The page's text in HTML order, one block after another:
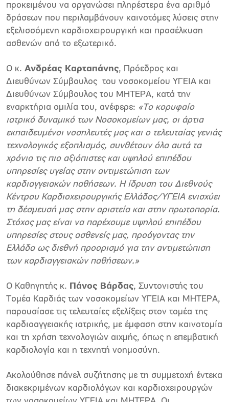
προκειμένου να οργανώσει πληρέστερα ένα αριθμό
δράσεων που περιλαμβάνουν καινοτόμες λύσεις στην
εξελισσόμενη καρδιοχειρουργική και προσέλκυση
ασθενών από το εξωτερικό.
Ο κ. Ανδρέας Καρταπάνης, Πρόεδρος και
Διευθύνων Σύμβουλος του νοσοκομείου ΥΓΕΙΑ και
Διευθύνων Σύμβουλος του ΜΗΤΕΡΑ, κατά την
εναρκτήρια ομιλία του, ανέφερε: «Το κορυφαίο
ιατρικό δυναμικό των Νοσοκομείων μας, οι άρτια
εκπαιδευμένοι νοσηλευτές μας και ο τελευταίας γενιάς
τεχνολογικός εξοπλισμός, συνθέτουν όλα αυτά τα
χρόνια τις πιο αξιόπιστες και υψηλού επιπέδου
υπηρεσίες υγείας στην αντιμετώπιση των
καρδιαγγειακών παθήσεων. Η ίδρυση του Διεθνούς
Κέντρου Καρδιοχειρουργικής Ελλάδoς/ΥΓΕΙΑ ενισχύει
τη δέσμευσή μας στην αριστεία και στην πρωτοπορία.
Στόχος μας είναι να παρέχουμε υψηλού επιπέδου
υπηρεσίες στους ασθενείς μας, προάγοντας την
Ελλάδα ως διεθνή προορισμό για την αντιμετώπιση
των καρδιαγγειακών παθήσεων.»
Ο Καθηγητής κ. Πάνος Βάρδας, Συντονιστής του
Τομέα Καρδιάς των νοσοκομείων ΥΓΕΙΑ και ΜΗΤΕΡΑ,
παρουσίασε τις τελευταίες εξελίξεις στον τομέα της
καρδιοαγγειακής ιατρικής, με έμφαση στην καινοτομία
και τη χρήση τεχνολογιών αιχμής, όπως η επεμβατική
καρδιολογία και η τεχνητή νοημοσύνη.
Ακολούθησε πάνελ συζήτησης με τη συμμετοχή έντεκα
διακεκριμένων καρδιολόγων και καρδιοχειρουργών